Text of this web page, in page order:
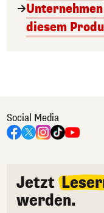
diesem
Social Media
Jetzt
werden.